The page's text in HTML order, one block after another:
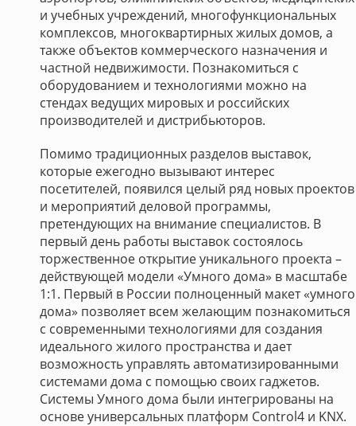
и учебных учреждений, многофункциональных
комплексов, многоквартирных жилых домов, а
также объектов коммерческого назначения и
частной недвижимости. Познакомиться с
оборудованием и технологиями можно на
стендах ведущих мировых и российских
производителей и дистрибьюторов.
Помимо традиционных разделов выставок,
которые ежегодно вызывают интерес
посетителей, появился целый ряд новых проектов
и мероприятий деловой программы,
претендующих на внимание специалистов. В
первый день работы выставок состоялось
торжественное открытие уникального проекта –
действующей модели «Умного дома» в масштабе
1:1. Первый в России полноценный макет «умного
дома» позволяет всем желающим познакомиться
с современными технологиями для создания
идеального жилого пространства и дает
возможность управлять автоматизированными
системами дома с помощью своих гаджетов.
Системы Умного дома были интегрированы на
основе универсальных платформ Control4 и KNX.